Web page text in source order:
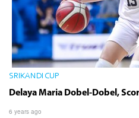
SRIKANDI CUP
Delaya Maria Dobel-Dobel,
6 years ago